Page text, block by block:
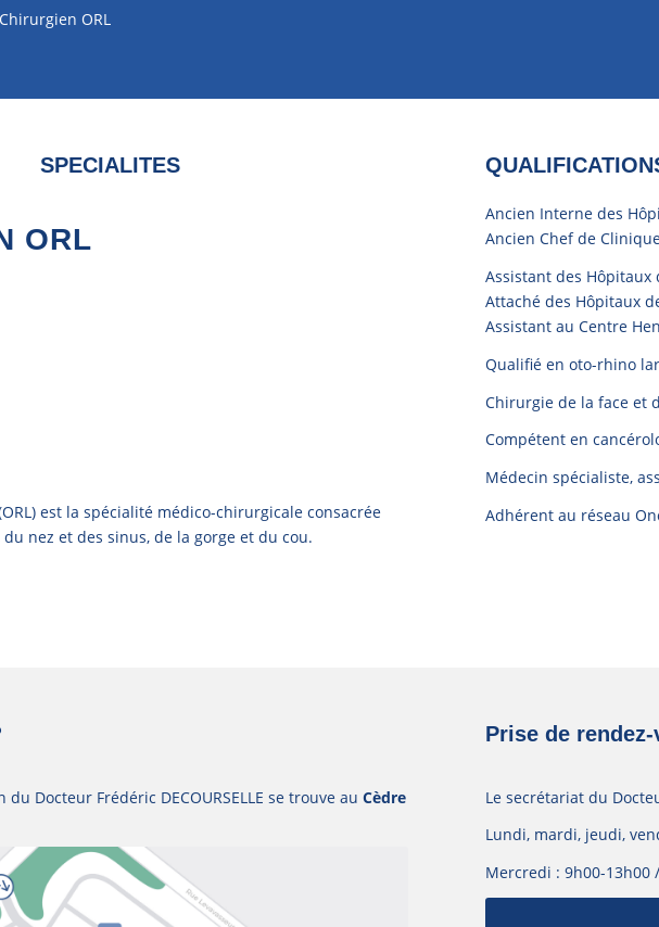
Chirurgien ORL
SPECIALITES
ORL
est la spécialité médico-chirurgicale consacrée
nez et des sinus, de la gorge et du cou.
Ancien Interne des
Ancien Chef de
Assistant des Hôpitaux
Attaché des Hôpitaux
Assistant au Centre
Qualifié en oto-rhino
Chirurgie de la face et
Compétent en
Médecin spécialiste,
Adhérent au réseau
Docteur Frédéric DECOURSELLE se trouve au Cèdre
Prise de
Le secrétariat du
Lundi, mardi, jeudi,
Mercredi : 9h00-13h00